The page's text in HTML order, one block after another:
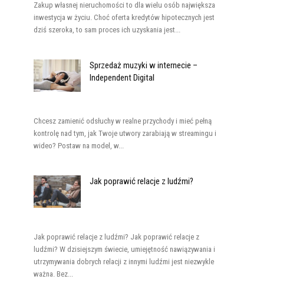
Zakup własnej nieruchomości to dla wielu osób największa
inwestycja w życiu. Choć oferta kredytów hipotecznych jest
dziś szeroka, to sam proces ich uzyskania jest...
Sprzedaż muzyki w internecie –
Independent Digital
Chcesz zamienić odsłuchy w realne przychody i mieć pełną
kontrolę nad tym, jak Twoje utwory zarabiają w streamingu i
wideo? Postaw na model, w...
Jak poprawić relacje z ludźmi?
Jak poprawić relacje z ludźmi? Jak poprawić relacje z
ludźmi? W dzisiejszym świecie, umiejętność nawiązywania i
utrzymywania dobrych relacji z innymi ludźmi jest niezwykle
ważna. Bez...